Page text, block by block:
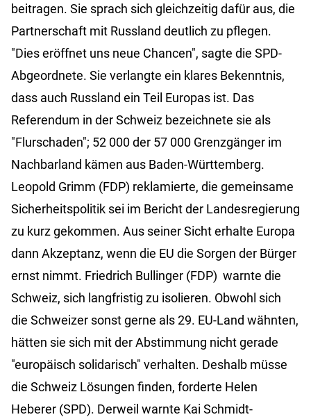
beitragen. Sie sprach sich gleichzeitig dafür aus, die
Partnerschaft mit Russland deutlich zu pflegen.
"Dies eröffnet uns neue Chancen", sagte die SPD-
Abgeordnete. Sie verlangte ein klares Bekenntnis,
dass auch Russland ein Teil Europas ist. Das
Referendum in der Schweiz bezeichnete sie als
"Flurschaden"; 52 000 der 57 000 Grenzgänger im
Nachbarland kämen aus Baden-Württemberg.
Leopold Grimm (FDP) reklamierte, die gemeinsame
Sicherheitspolitik sei im Bericht der Landesregierung
zu kurz gekommen. Aus seiner Sicht erhalte Europa
dann Akzeptanz, wenn die EU die Sorgen der Bürger
ernst nimmt. Friedrich Bullinger (FDP) warnte die
Schweiz, sich langfristig zu isolieren. Obwohl sich
die Schweizer sonst gerne als 29. EU-Land wähnten,
hätten sie sich mit der Abstimmung nicht gerade
"europäisch solidarisch" verhalten. Deshalb müsse
die Schweiz Lösungen finden, forderte Helen
Heberer (SPD). Derweil warnte Kai Schmidt-